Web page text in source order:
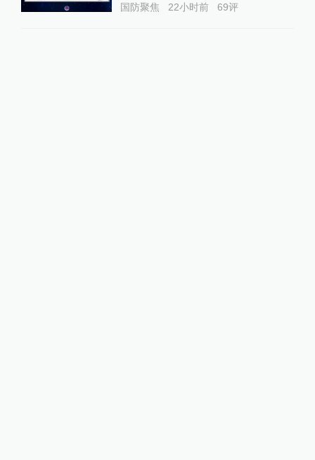
国防聚焦 22小时前 69评